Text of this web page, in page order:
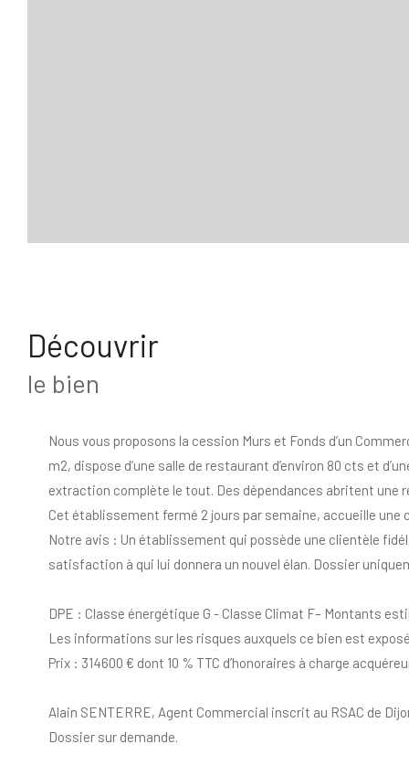
découvrir
le bien
Nous vous proposons la cession Murs et Fonds d’un
m2, dispose d’une salle de restaurant d’environ 80 cts et
extraction complète le tout. Des dépendances abritent une
Cet établissement fermé 2 jours par semaine, accueille
Notre avis : Un établissement qui possède une clientèle
satisfaction à qui lui donnera un nouvel élan. Dossier
DPE : Classe énergétique G - Classe Climat F– Montants
Les informations sur les risques auxquels ce bien est
Prix : 314600 € dont 10 % TTC d’honoraires à charge
Alain SENTERRE, Agent Commercial inscrit au RSAC de
Dossier sur demande.